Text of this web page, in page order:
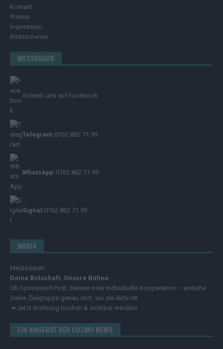
Kontakt
Presse
Impressum
Bildnachweis
MESSENGER
Schreib uns auf Facebook
Telegram:0162 862 71 99
WhatsApp:0162 862 71 99
Signal:0162 862 71 99
MEDIA
Mediadaten
Deine Botschaft. Unsere Bühne.
Ob Sponsored Post, Banner oder individuelle Kooperation – erreiche
Deine Zielgruppe genau dort, wo sie aktiv ist.
➔ Jetzt Werbung buchen & sichtbar werden!
EIN ANGEBOT DER COZMO NEWS